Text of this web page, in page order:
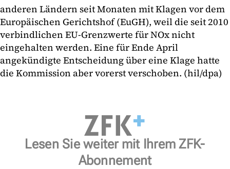
anderen Ländern seit Monaten mit Klagen vor dem
Europäischen Gerichtshof (EuGH), weil die seit 2010
verbindlichen EU-Grenzwerte für NOx nicht
eingehalten werden. Eine für Ende April
angekündigte Entscheidung über eine Klage hatte
die Kommission aber vorerst verschoben. (hil/dpa)
Lesen Sie weiter mit Ihrem ZFK-
Abonnement